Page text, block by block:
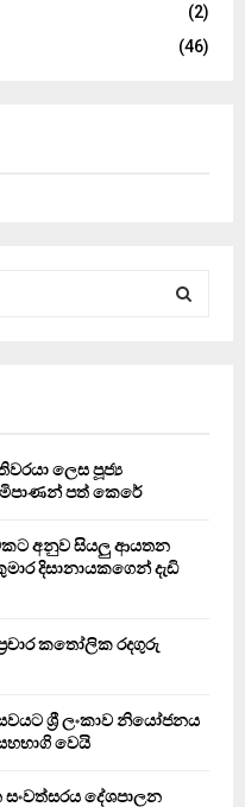
(2)
(46)
H
ලෙස පූජ්‍ය
පත් කෙරේ
අනුව සියලු ආයතන
දිසානායකගෙන් දැඩි
කතෝලික රදගුරු
ශ්‍රී ලංකාව නියෝජනය
වෙයි
දේශපාලන